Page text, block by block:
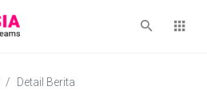
Detail Berita